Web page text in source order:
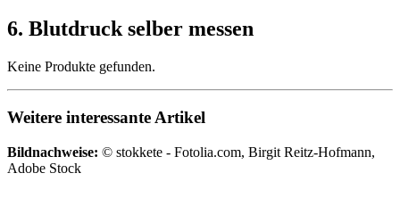
6. Blutdruck selber messen
Keine Produkte gefunden.
Weitere interessante Artikel
Bildnachweise: © stokkete - Fotolia.com, Birgit Reitz-Hofmann,
Adobe Stock